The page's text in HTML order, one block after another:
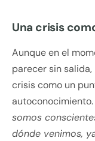
Una crisis
Aunque en el
parecer sin
crisis como un
autoconocimiento.
somos
dónde venimos,